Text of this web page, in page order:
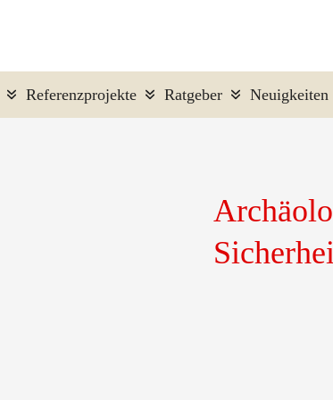
Referenzprojekte Ratgeber Neuigkeiten